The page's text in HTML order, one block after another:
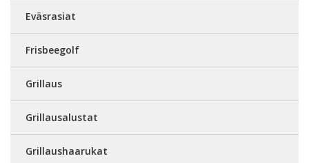
Eväsrasiat
Frisbeegolf
Grillaus
Grillausalustat
Grillaushaarukat